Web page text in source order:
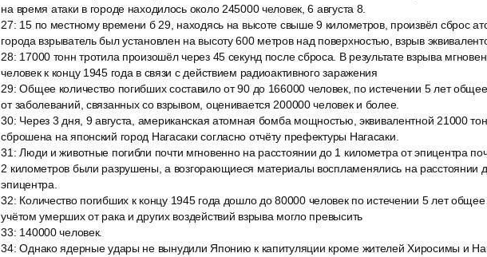
на время атаки в городе находилось около 245000 человек, 6 августа 8.
27: 15 по местному времени б 29, находясь на высоте свыше 9 километров, произвёл сброс
города взрыватель был установлен на высоту 600 метров над поверхностью, взрыв
28: 17000 тонн тротила произошёл через 45 секунд после сброса. В результате взрыва
человек к концу 1945 года в связи с действием радиоактивного заражения
29:Общее количество погибших составило от 90 до 166000 человек, по истечении 5 лет
от заболеваний, связанных со взрывом, оценивается 200000 человек и более.
30: Через 3 дня, 9 августа, американская атомная бомба мощностью, эквивалентной 21000
сброшена на японский город Нагасаки согласно отчёту префектуры Нагасаки.
31 :Люди и животные погибли почти мгновенно на расстоянии до 1 километра от эпицентра
2 километров были разрушены, а возгорающиеся материалы воспламенялись на расстоянии
эпицентра.
32: Количество погибших к концу 1945 года дошло до 80000 человек по истечении 5 лет
учётом умерших от рака и других воздействий взрыва могло превысить
33: 140000 человек.
34:Однако ядерные удары не вынудили Японию к капитуляции кроме жителей Хиросимы и